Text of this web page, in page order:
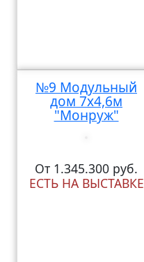
№9 Модульный
дом 7х4,6м
"Монруж"
От 1.345.300 руб.
ЕСТЬ НА ВЫСТАВКЕ